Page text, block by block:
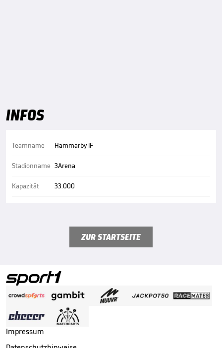
INFOS
Teamname
Stadionname
Kapazität
Hammarby IF
3Arena
33.000
ZUR STARTSEITE
Impressum